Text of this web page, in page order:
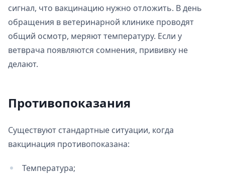
сигнал, что вакцинацию нужно отложить. В день
обращения в ветеринарной клинике проводят
общий осмотр, меряют температуру. Если у
ветврача появляются сомнения, прививку не
делают.
Противопоказания
Существуют стандартные ситуации, когда
вакцинация противопоказана:
Температура;